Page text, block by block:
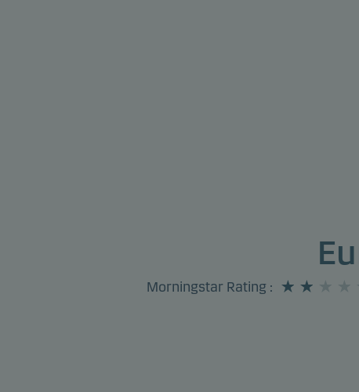
Morningstar Rating :